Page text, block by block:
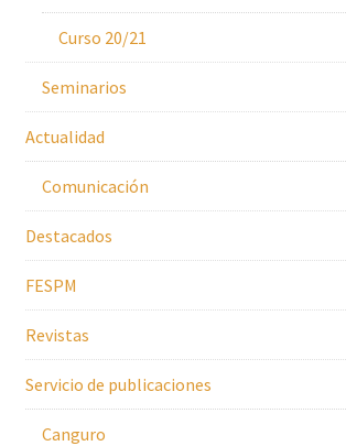
Curso 20/21
Seminarios
Actualidad
Comunicación
Destacados
FESPM
Revistas
Servicio de publicaciones
Canguro